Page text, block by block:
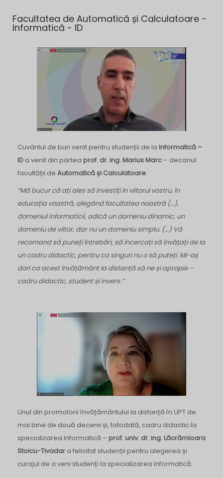
Facultatea de Automatică și Calculatoare -
Informatică - ID
Cuvântul de bun venit pentru studenții de la Informatică –
ID a venit din partea prof. dr. ing. Marius Marc – decanul
facultății de Automatică și Calculatoare:
“Mă bucur că ați ales să investiți în viitorul vostru, în
educația voastră, alegând facultatea noastră (…),
domeniul informaticii, adică un domeniu dinamic, un
domeniu de viitor, dar nu un domeniu simplu. (…) Vă
recomand să puneți întrebări, să încercați să învățați de la
un cadru didactic, pentru ca singuri nu o să puteți. Mi-aș
dori ca acest învățământ la distanță să ne și apropie –
cadru didactic, student și invers.”
Unul din promotorii învățământului la distanță în UPT de
mai bine de două decenii și, totodată, cadru didactic la
specializarea Informatică – prof. univ. dr. ing. Lăcrămioara
Stoicu-Tivadar a felicitat studenții pentru alegerea și
curajul de a veni studenți la specializarea Informatică.